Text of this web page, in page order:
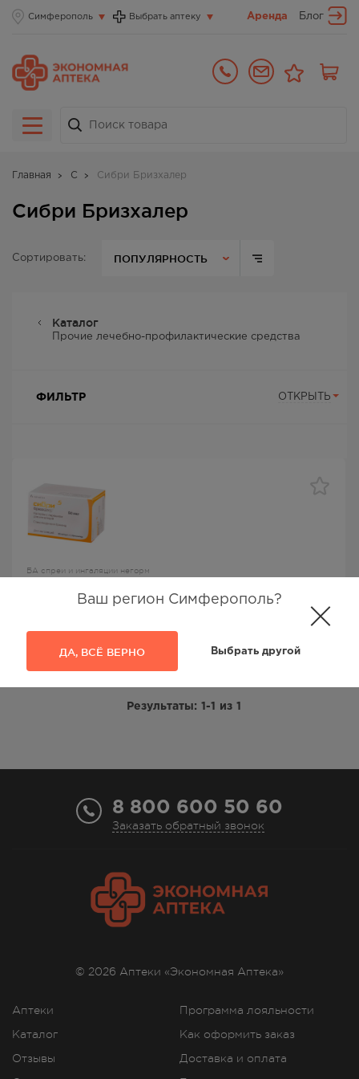
Симферополь
Ваш регион Симферополь?
ДА, ВСЁ ВЕРНО Выбрать другой
Выбрать аптеку Аренда Блог
Главная С Сибри Бризхалер
Сибри Бризхалер
Сортировать: ПОПУЛЯРНОСТЬ
Каталог
Прочие лечебно-профилактические средства
ФИЛЬТР ОТКРЫТЬ
БА спреи и ингаляции негорм
Сибри Бризхалер капс с пор д/инг 50мкг №30
Индакатерол
1917.00 Р
Результаты: 1-1 из 1
8 800 600 50 60
Заказать обратный звонок
Аптеки
Каталог
Отзывы
Программа лояльности
Как оформить заказ
Доставка и оплата
© 2026 Аптеки «Экономная Аптека»